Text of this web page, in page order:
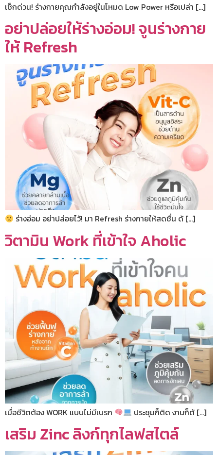
เช็กด่วน! ร่างกายคุณกำลังอยู่ในโหมด Low Power หรือเปล่า […]
อย่าปล่อยให้ร่างอ่อม! จูนร่างกาย
ให้ Refresh
ร่างอ่อม อย่าปล่อยไว้! มา Refresh ร่างกายให้สดชื่น ด้ […]
วิตามิน Work ที่เข้าใจ Aholic
เมื่อชีวิตต้อง WORK แบบไม่มีเบรก ประชุมก็ติด งานก็ต้ […]
เสริม Zinc ลิงก์ทุกไลฟสไตล์